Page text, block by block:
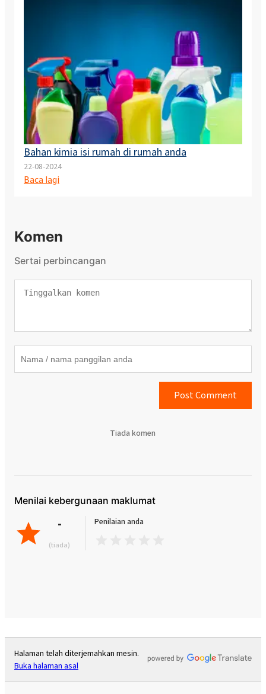
Bahan kimia isi rumah di rumah anda
22-08-2024
Baca lagi
Komen
Sertai perbincangan
Post Comment
Tiada komen
Menilai kebergunaan maklumat
-
(tiada)
Penilaian anda
Halaman telah diterjemahkan mesin.
Buka halaman asal